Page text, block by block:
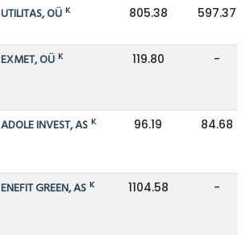
UTILITAS, OÜ K 805.38 597.37
EXMET, OÜ K 119.80 -
ADOLE INVEST, AS K 96.19 84.68
ENEFIT GREEN, AS K 1104.58 -